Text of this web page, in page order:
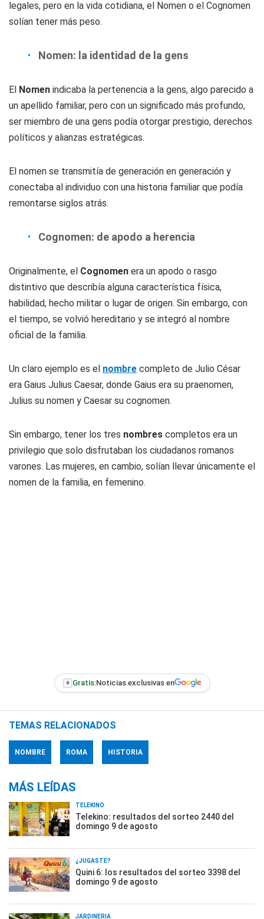
legales, pero en la vida cotidiana, el Nomen o el Cognomen
solían tener más peso.
Nomen: la identidad de la gens
El Nomen indicaba la pertenencia a la gens, algo parecido a
un apellido familiar, pero con un significado más profundo,
ser miembro de una gens podía otorgar prestigio, derechos
políticos y alianzas estratégicas.
El nomen se transmitía de generación en generación y
conectaba al individuo con una historia familiar que podía
remontarse siglos atrás.
Cognomen: de apodo a herencia
Originalmente, el Cognomen era un apodo o rasgo
distintivo que describía alguna característica física,
habilidad, hecho militar o lugar de origen. Sin embargo, con
el tiempo, se volvió hereditario y se integró al nombre
oficial de la familia.
Un claro ejemplo es el nombre completo de Julio César
era Gaius Julius Caesar, donde Gaius era su praenomen,
Julius su nomen y Caesar su cognomen.
Sin embargo, tener los tres nombres completos era un
privilegio que solo disfrutaban los ciudadanos romanos
varones. Las mujeres, en cambio, solían llevar únicamente el
nomen de la familia, en femenino.
+ Gratis:Noticias exclusivas en
TEMAS RELACIONADOS
NOMBRE ROMA HISTORIA
MÁS LEÍDAS
TELEKINO
Telekino: resultados del sorteo 2440 del
domingo 9 de agosto
¿JUGASTE?
Quini 6: los resultados del sorteo 3398 del
domingo 9 de agosto
JARDINERÍA